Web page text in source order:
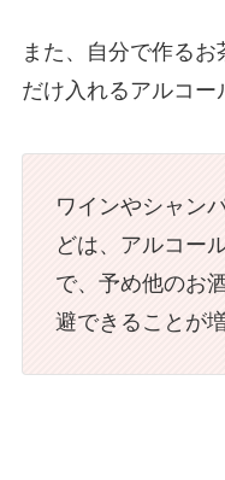
また、自分で作る
だけ入れるアルコー
ワインやシャン
どは、アルコー
で、予め他のお
避できることが